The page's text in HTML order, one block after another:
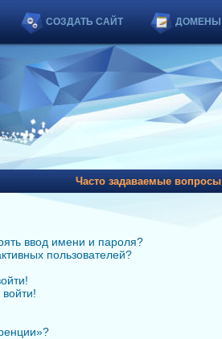
СОЗДАТЬ САЙТ ДОМЕНЫ
Часто задаваемые вопросы
ввод имени и пароля?
пользователей?